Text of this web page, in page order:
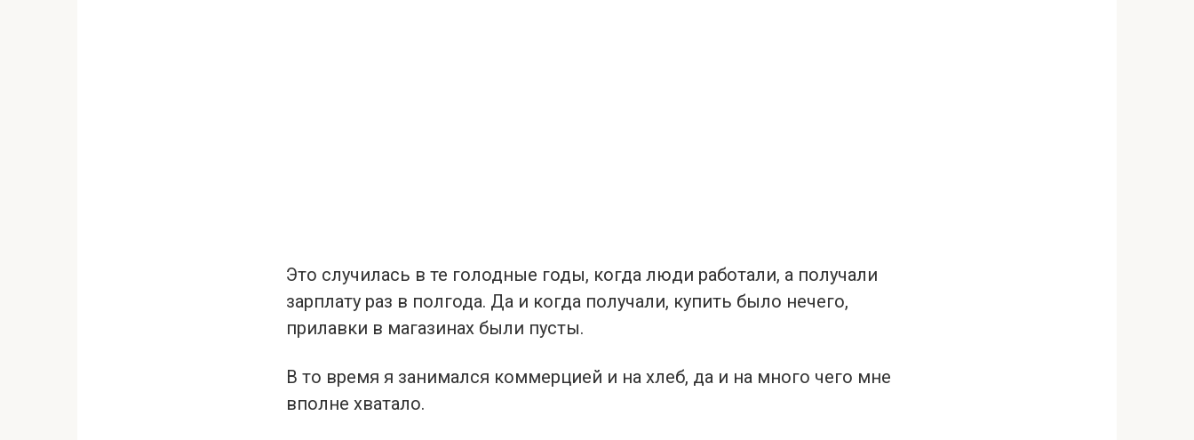
Это случилась в те голодные годы, когда люди работали, а получали
зарплату раз в полгода. Да и когда получали, купить было нечего,
прилавки в магазинах были пусты.
В то время я занимался коммерцией и на хлеб, да и на много чего мне
вполне хватало.